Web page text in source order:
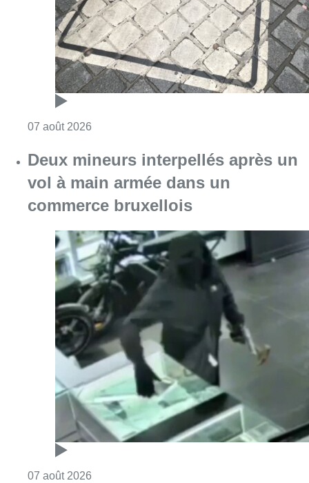
07 août 2026
Deux mineurs interpellés après un
vol à main armée dans un
commerce bruxellois
07 août 2026